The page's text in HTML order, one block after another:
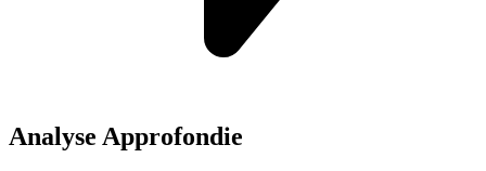
Analyse Approfondie